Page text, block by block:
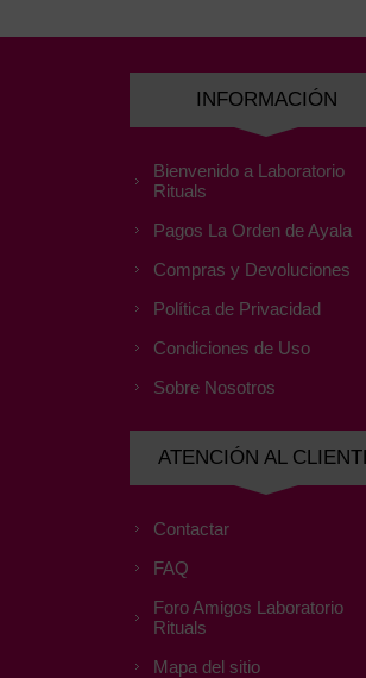
INFORMACIÓN
Bienvenido a Laboratorio
Rituals
Pagos La Orden de Ayala
Compras y Devoluciones
Política de Privacidad
Condiciones de Uso
Sobre Nosotros
ATENCIÓN AL
Contactar
FAQ
Foro Amigos Laboratorio
Rituals
Mapa del sitio